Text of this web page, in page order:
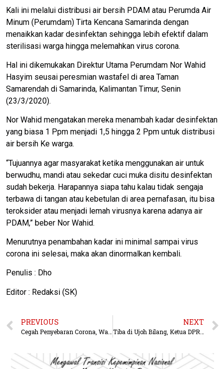
Kali ini melalui distribusi air bersih PDAM atau Perumda Air
Minum (Perumdam) Tirta Kencana Samarinda dengan
menaikkan kadar desinfektan sehingga lebih efektif dalam
sterilisasi warga hingga melemahkan virus corona.
Hal ini dikemukakan Direktur Utama Perumdam Nor Wahid
Hasyim seusai peresmian wastafel di area Taman
Samarendah di Samarinda, Kalimantan Timur, Senin
(23/3/2020).
Nor Wahid mengatakan mereka menambah kadar desinfektan
yang biasa 1 Ppm menjadi 1,5 hingga 2 Ppm untuk distribusi
air bersih Ke warga.
“Tujuannya agar masyarakat ketika menggunakan air untuk
berwudhu, mandi atau sekedar cuci muka disitu desinfektan
sudah bekerja. Harapannya siapa tahu kalau tidak sengaja
terbawa di tangan atau kebetulan di area pernafasan, itu bisa
teroksider atau menjadi lemah virusnya karena adanya air
PDAM,” beber Nor Wahid.
Menurutnya penambahan kadar ini minimal sampai virus
corona ini selesai, maka akan dinormalkan kembali.
Penulis : Dho
Editor : Redaksi (SK)
PREVIOUS
Cegah Penyebaran Corona, Walikota Samarinda Resmikan Wastafel di Kawasan Taman Samarendah
NEXT
Tiba di Ujoh Bilang, Ketua DPRD Mahulu Jalani Screening Covid-19